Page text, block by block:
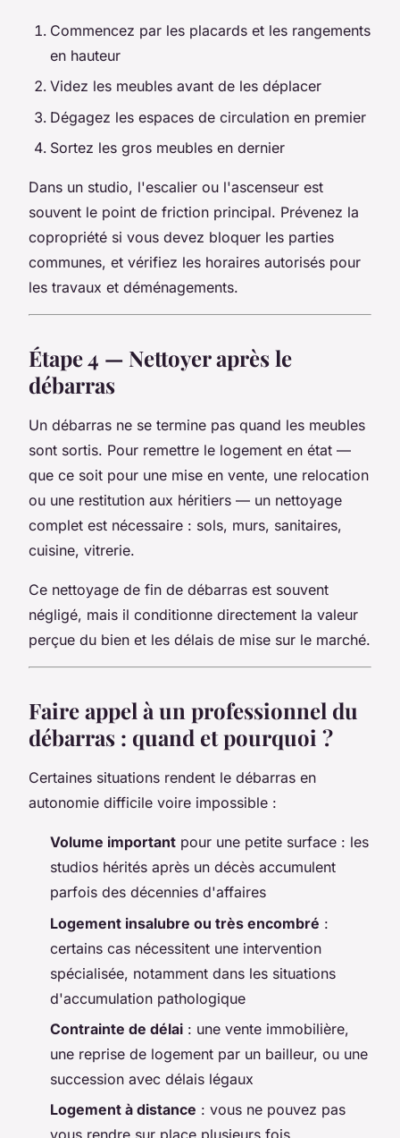
Commencez par les placards et les rangements
en hauteur
Videz les meubles avant de les déplacer
Dégagez les espaces de circulation en premier
Sortez les gros meubles en dernier
Dans un studio, l'escalier ou l'ascenseur est
souvent le point de friction principal. Prévenez la
copropriété si vous devez bloquer les parties
communes, et vérifiez les horaires autorisés pour
les travaux et déménagements.
Étape 4 — Nettoyer après le
débarras
Un débarras ne se termine pas quand les meubles
sont sortis. Pour remettre le logement en état —
que ce soit pour une mise en vente, une relocation
ou une restitution aux héritiers — un nettoyage
complet est nécessaire : sols, murs, sanitaires,
cuisine, vitrerie.
Ce nettoyage de fin de débarras est souvent
négligé, mais il conditionne directement la valeur
perçue du bien et les délais de mise sur le marché.
Faire appel à un professionnel du
débarras : quand et pourquoi ?
Certaines situations rendent le débarras en
autonomie difficile voire impossible :
Volume important pour une petite surface : les
studios hérités après un décès accumulent
parfois des décennies d'affaires
Logement insalubre ou très encombré :
certains cas nécessitent une intervention
spécialisée, notamment dans les situations
d'accumulation pathologique
Contrainte de délai : une vente immobilière,
une reprise de logement par un bailleur, ou une
succession avec délais légaux
Logement à distance : vous ne pouvez pas